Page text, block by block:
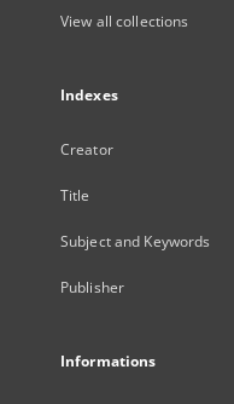
View all collections
Indexes
Creator
Title
Subject and Keywords
Publisher
Informations